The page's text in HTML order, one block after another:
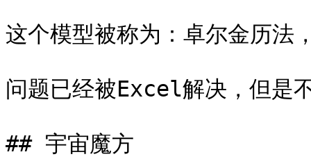
这个模型被称为：卓尔金历法
问题已经被Excel解决，但是
## 宇宙魔方